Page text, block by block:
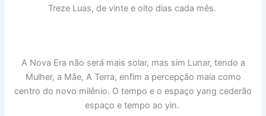
Treze Luas, de vinte e oito dias cada mês.
A Nova Era não será mais solar, mas sim Lunar, tendo a
Mulher, a Mãe, A Terra, enfim a percepção maia como
centro do novo milênio. O tempo e o espaço yang cederão
espaço e tempo ao yin.